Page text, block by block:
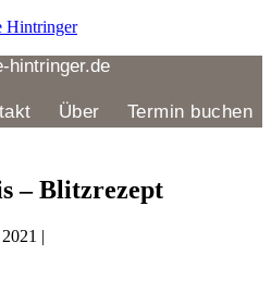
Hintringer
hintringer.de
Über Termin buchen
– Blitzrezept
|